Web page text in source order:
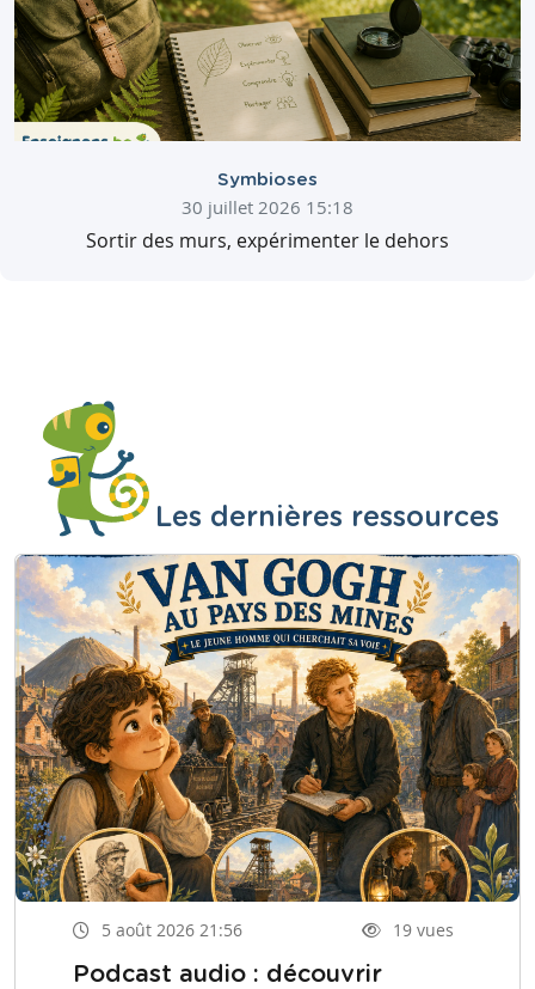
Symbioses
30 juillet 2026 15:18
Sortir des murs, expérimenter le dehors
Les dernières ressources
5 août 2026 21:56 19 vues
Podcast audio : découvrir